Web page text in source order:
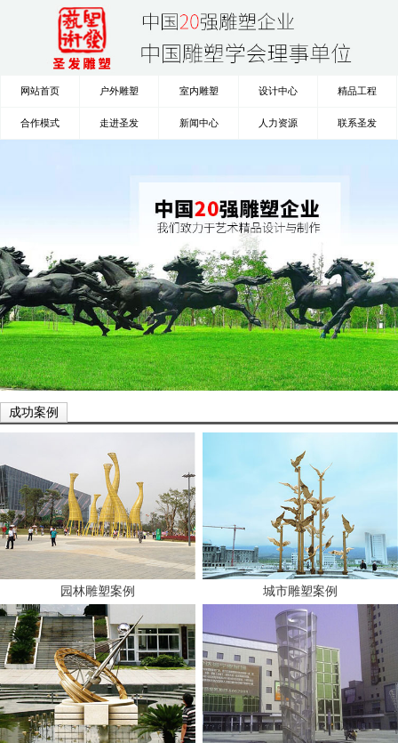
网站首页 户外雕塑 室内雕塑 设计中心 精品工程
合作模式 走进圣发 新闻中心 人力资源 联系圣发
成功案例
园林雕塑案例 城市雕塑案例